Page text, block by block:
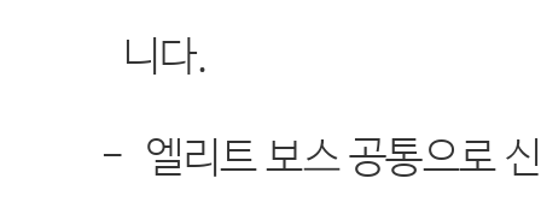
니다.
- 엘리트 보스 공통으로